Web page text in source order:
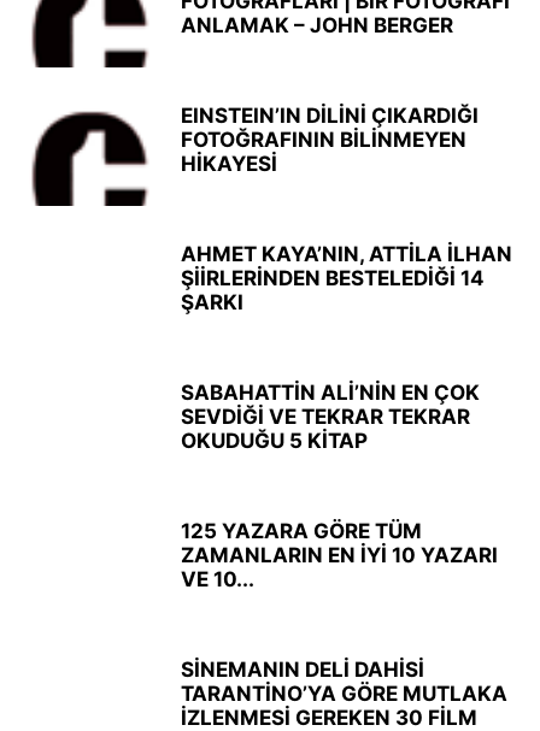
ANLAMAK – JOHN BERGER
EINSTEIN’IN DİLİNİ ÇIKARDIĞI
FOTOĞRAFININ BİLİNMEYEN
HİKAYESİ
AHMET KAYA’NIN, ATTİLA İLHAN
ŞİİRLERİNDEN BESTELEDİĞİ 14
ŞARKI
SABAHATTİN ALİ’NİN EN ÇOK
SEVDİĞİ VE TEKRAR TEKRAR
OKUDUĞU 5 KİTAP
125 YAZARA GÖRE TÜM
ZAMANLARIN EN İYİ 10 YAZARI
VE 10...
SİNEMANIN DELİ DAHİSİ
TARANTİNO’YA GÖRE MUTLAKA
İZLENMESİ GEREKEN 30 FİLM